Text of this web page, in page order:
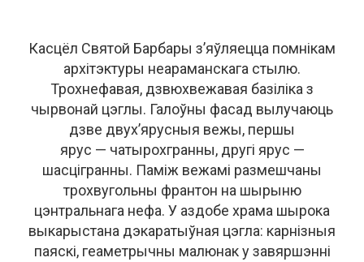
Касцёл Святой Барбары з’яўляецца помнікам
архітэктуры неараманскага стылю.
Трохнефавая, дзвюхвежавая базіліка з
чырвонай цэглы. Галоўны фасад вылучаюць
дзве двух’ярусныя вежы, першы
ярус — чатырохгранны, другі ярус —
шасцігранны. Паміж вежамі размешчаны
трохвугольны франтон на шырыню
цэнтральнага нефа. У аздобе храма шырока
выкарыстана дэкаратыўная цэгла: карнізныя
паяскі, геаметрычны малюнак у завяршэнні